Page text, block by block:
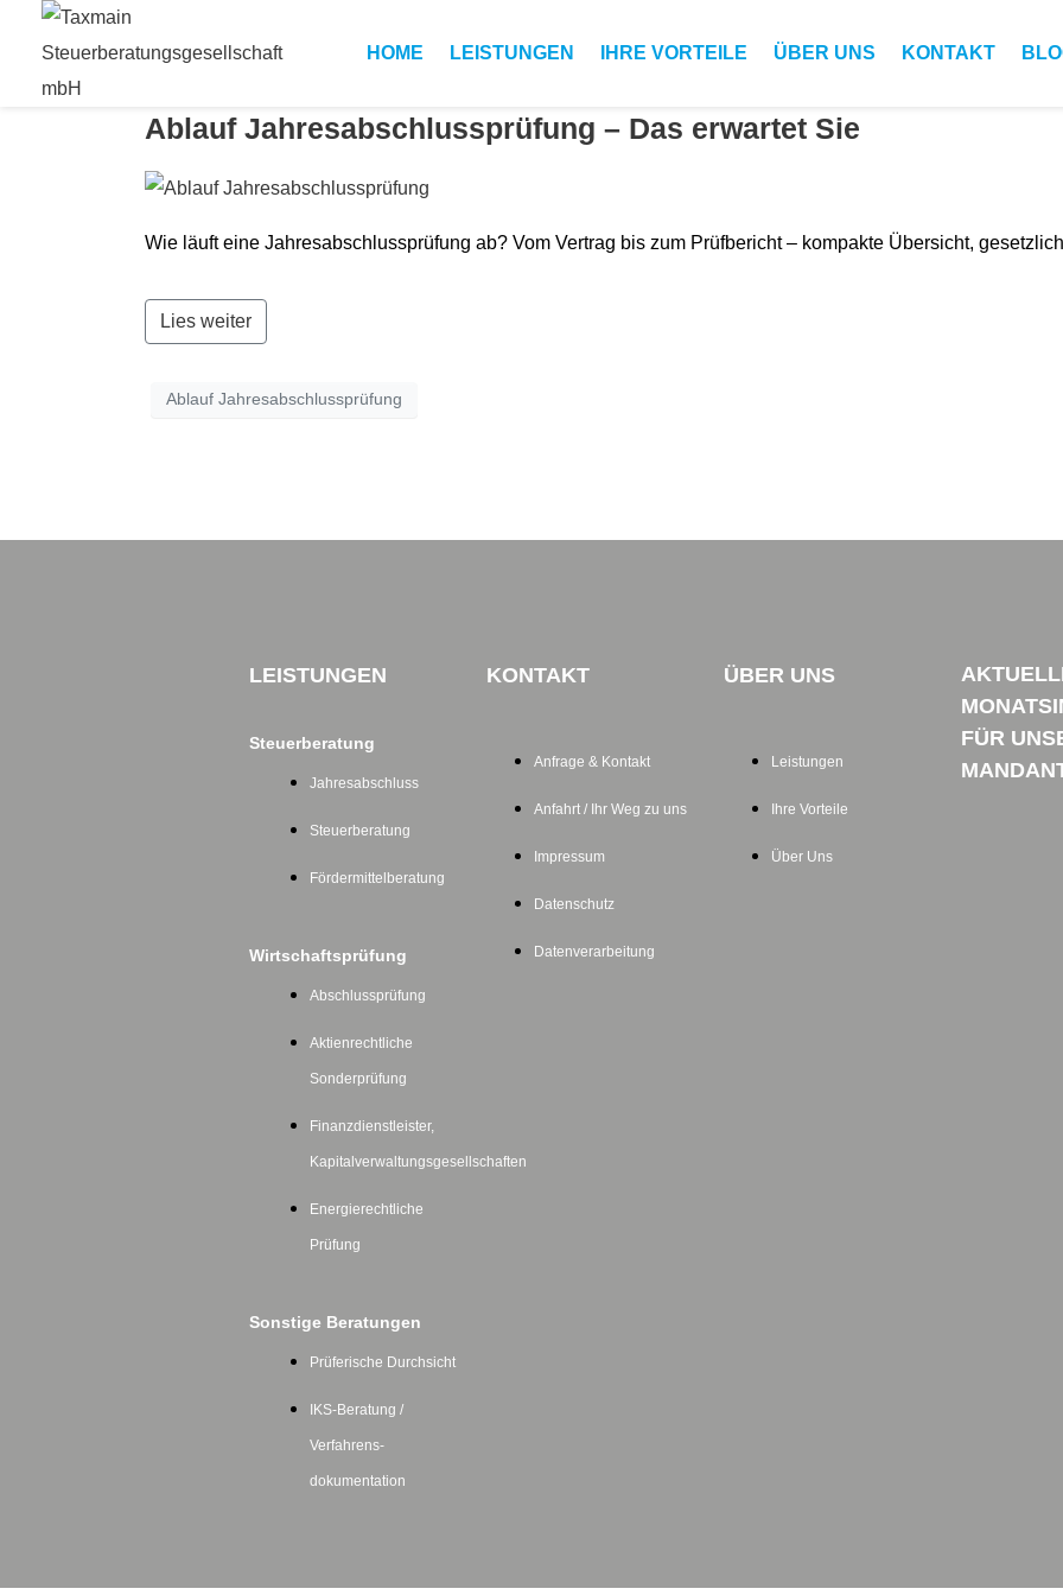
HOME LEIS­TUN­GEN IHRE VORTEILE ÜBER UNS KON­TAKT
Ablauf Jahresab­schlussprü­fung – Das erwartet Sie
Wie läuft eine Jahresab­schlussprü­fung ab? Vom Ver­trag bis zum Prüf­bericht – kom­pak­te Über­sicht,
Lies weiter
Ablauf Jahresabschlussprüfung
LEISTUNGEN
Steuerberatung
Jahresabschluss
Steuerberatung
Fördermittelberatung
Wirtschaftsprüfung
Abschlussprüfung
Aktienrechtliche
Sonderprüfung
Finanzdienstleister,
Kapitalverwaltungsgesellschaften
Energierechtliche
Prüfung
Sonstige Beratungen
Prüferische Durchsicht
IKS-Beratung /
Verfahrens-
dokumentation
KONTAKT
Anfrage & Kontakt
Anfahrt / Ihr Weg zu uns
Impressum
Datenschutz
Datenverarbeitung
ÜBER UNS
Leistungen
Ihre Vorteile
Über Uns
FÜR